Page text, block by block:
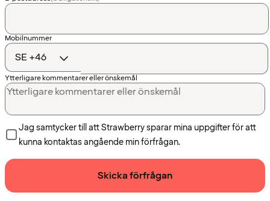
Landskod
Mobilnummer
Ytterligare kommentarer eller önskemål
Jag samtycker till att Strawberry sparar mina uppgifter för att
kunna kontaktas angående min förfrågan.
Skicka förfrågan